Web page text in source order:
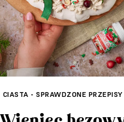
CIASTA - SPRAWDZONE PRZEPISY